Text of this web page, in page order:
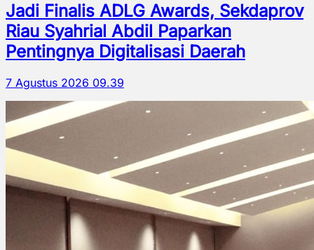
Jadi Finalis ADLG Awards, Sekdaprov
Riau Syahrial Abdil Paparkan
Pentingnya Digitalisasi Daerah
7 Agustus 2026 09.39